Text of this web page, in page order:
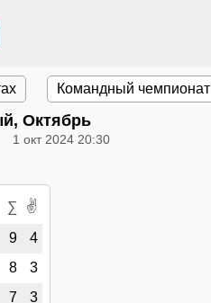
Командный чемпионат
Октябрь
1 окт 2024 20:30
∑ ✌
9 4
8 3
7 3